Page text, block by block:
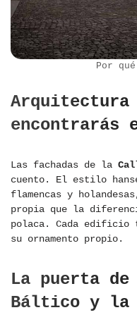
Por
Arquitectura
Las fachadas de la
cuento. El estilo
flamencas y
propia que la
polaca. Cada
su ornamento propio.
La puerta
Báltico y la